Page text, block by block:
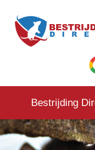
Bestrijding